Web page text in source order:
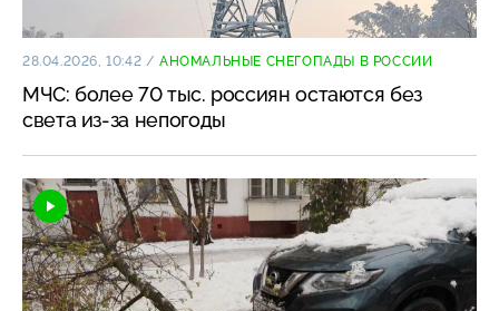
28.04.2026, 10:42 /АНОМАЛЬНЫЕ СНЕГОПАДЫ В РОССИИ
МЧС: более 70 тыс. россиян остаются без
света из-за непогоды